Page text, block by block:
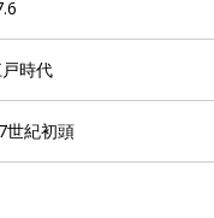
時代
世紀初頭